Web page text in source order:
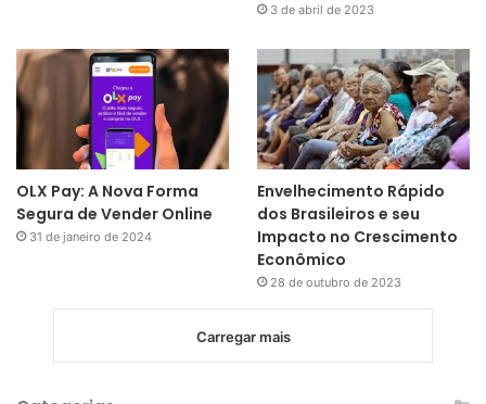
3 de abril de 2023
OLX Pay: A Nova Forma
Segura de Vender Online
31 de janeiro de 2024
Envelhecimento Rápido
dos Brasileiros e seu
Impacto no Crescimento
Econômico
28 de outubro de 2023
Carregar mais